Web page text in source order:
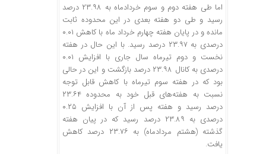
اما طی هفته دوم و سوم خردادماه به ۲۳.۹۸ درصد
رسید و طی دو هفته بعدی در این محدوده ثابت
مانده و در پایان هفته چهارم خرداد ماه با کاهش ۰.۰۱
درصدی به ۲۳.۹۷ درصد رسید. با این حال در هفته
نخست و دوم تیرماه سال جاری با افزایش ۰.۰۱
درصدی به کانال ۲۳.۹۸ درصد بازگشت و این در حالی
بود که در هفته سوم تیرماه با کاهش قابل توجه
نسبت به هفته‌های قبل خود به محدوده ۲۳.۶۴
درصد رسید و هفته پس از آن با افزایش ۰.۲۵
درصدی به ۲۳.۸۹ درصد رسید که در پیان هفته
گذشته (هشتم مردادماه) به ۲۳.۷۶ درصد کاهش
یافت.